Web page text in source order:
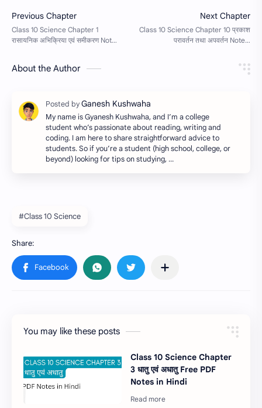
About the Author
My name is Gyanesh Kushwaha, and I’m a college
student who’s passionate about reading, writing and
coding. I am here to share straightforward advice to
students. So if you’re a student (high school, college, or
beyond) looking for tips on studying, …
#Class 10 Science
You may like these posts
Class 10 Science Chapter
3 धातु एवं अधातु Free PDF
Notes in Hindi